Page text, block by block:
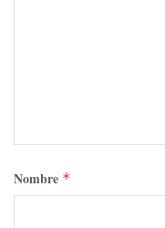
Nombre *